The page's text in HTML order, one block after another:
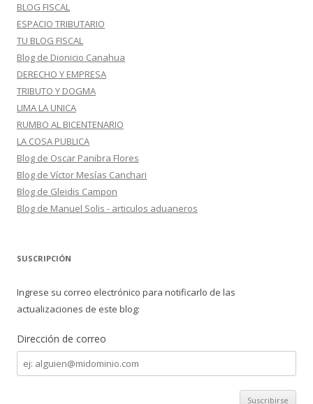
BLOG FISCAL
ESPACIO TRIBUTARIO
TU BLOG FISCAL
Blog de Dionicio Canahua
DERECHO Y EMPRESA
TRIBUTO Y DOGMA
LIMA LA UNICA
RUMBO AL BICENTENARIO
LA COSA PUBLICA
Blog de Oscar Panibra Flores
Blog de Víctor Mesías Canchari
Blog de Gleidis Campon
Blog de Manuel Solis - articulos aduaneros
SUSCRIPCIÓN
Ingrese su correo electrónico para notificarlo de las
actualizaciones de este blog:
Dirección de correo
Dirección
de
correo